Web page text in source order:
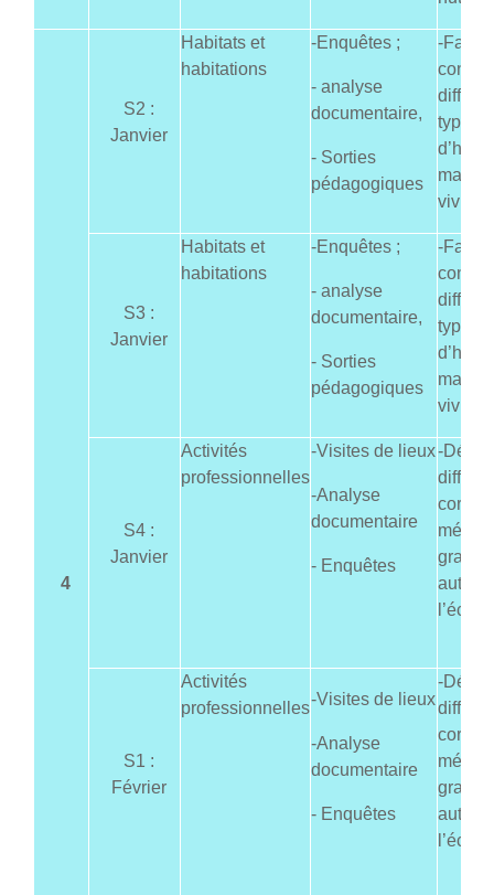
4
S2 :
Janvier
Habitats et
habitations
-Enquêtes ;
- analyse
documentaire,
- Sorties
pédagogiques
-Faire
types
vivre
S3 :
Janvier
Habitats et
habitations
-Enquêtes ;
- analyse
documentaire,
- Sorties
pédagogiques
-Faire
types
vivre
S4 :
Janvier
Activités
professionnelles
-Visites de lieux
-Analyse
documentaire
- Enquêtes
-
corps
autour
l’école
S1 :
Février
Activités
professionnelles-Visites de lieux
-Analyse
documentaire
- Enquêtes
-
corps
autour
l’école